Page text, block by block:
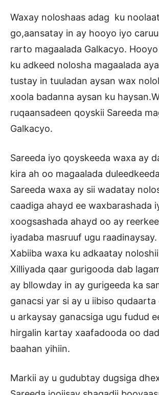
Waxay noloshaas adag ku
go,aansatay in ay hooyo iyo
rarto magaalada Galkacyo.
ku adkeed nolosha magaalada
tustay in tuuladan aysan wax
xoola badanna aysan ku
ruqaansadeen qoyskii Sareeda
Galkacyo.
Sareeda iyo qoyskeeda waxa ay
kira ah oo magaalada
Sareeda waxa ay sii wadatay
caadiga ahayd ee waxbarashada
xoogsashada ahayd oo ay
iyadaba masruuf ugu
Xabiiba waxa ku adkaatay
Xilliyada qaar gurigooda dab
ay bllowday in ay gurigeeda ka
ganacsi yar si ay u iibiso
u arkaysay ganacsiga ugu fudud
hirgalin kartay xaafadooda oo
baahan yihiin.
Markii ay u gudubtay dugsiga